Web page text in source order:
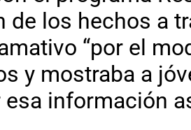
de los hechos a
“por el
y mostraba a
información